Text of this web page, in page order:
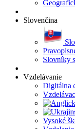
Slovenčina
Slovníky
Vzdelávanie
Digitálna
Vysoké